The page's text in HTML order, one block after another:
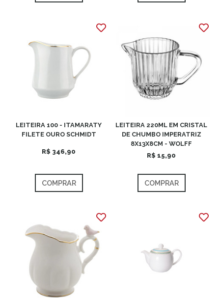
LEITEIRA 100 - ITAMARATY
FILETE OURO SCHMIDT
R$ 346,90
COMPRAR
LEITEIRA 220ML EM CRISTAL
DE CHUMBO IMPERATRIZ
8X13X8CM - WOLFF
R$ 15,90
COMPRAR